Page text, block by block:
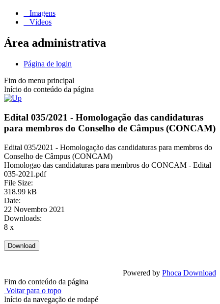
Imagens
Vídeos
Área administrativa
Página de login
Fim do menu principal
Início do conteúdo da página
Edital 035/2021 - Homologação das candidaturas
para membros do Conselho de Câmpus (CONCAM)
Edital 035/2021 - Homologação das candidaturas para membros do
Conselho de Câmpus (CONCAM)
Homologao das candidaturas para membros do CONCAM - Edital
035-2021.pdf
File Size:
318.99 kB
Date:
22 Novembro 2021
Downloads:
8 x
Powered by Phoca Download
Fim do conteúdo da página
Voltar para o topo
Início da navegação de rodapé